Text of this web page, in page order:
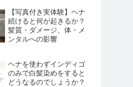
【写真付き実体験】ヘナ
続けると何が起きるか？
髪質・ダメージ、体・メ
ンタルへの影響
ヘナを使わずインディゴ
のみで白髪染めをすると
どうなるのでしょうか？